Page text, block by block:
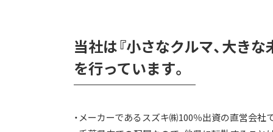
当社は『小さなクルマ、大き
を行っています。
・メーカーであるスズキ㈱100％出資の直営会社